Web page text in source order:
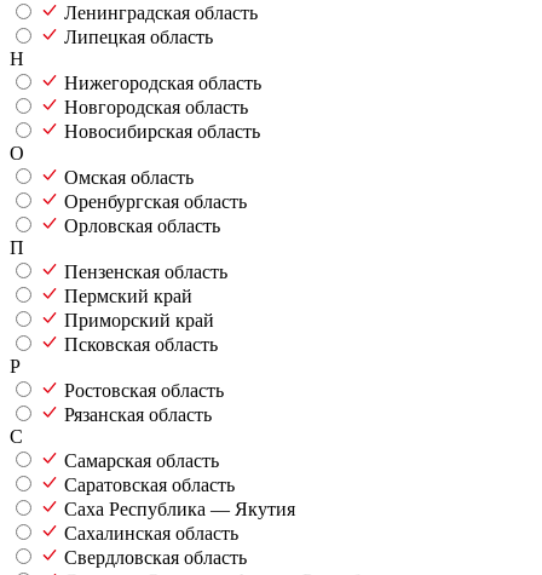
Ленинградская область
Липецкая область
Н
Нижегородская область
Новгородская область
Новосибирская область
О
Омская область
Оренбургская область
Орловская область
П
Пензенская область
Пермский край
Приморский край
Псковская область
Р
Ростовская область
Рязанская область
С
Самарская область
Саратовская область
Саха Республика — Якутия
Сахалинская область
Свердловская область